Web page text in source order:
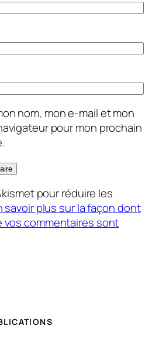
nom, mon e-mail et mon
pour mon prochain
pour réduire les
savoir plus sur la façon dont
vos commentaires sont